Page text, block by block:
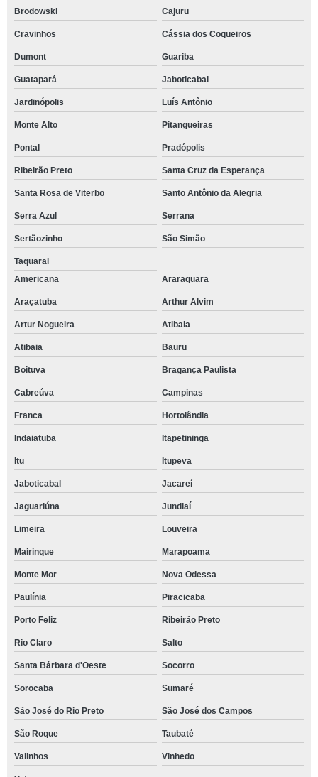
Brodowski Cajuru
Cravinhos Cássia dos Coqueiros
Dumont Guariba
Guatapará Jaboticabal
Jardinópolis Luís Antônio
Monte Alto Pitangueiras
Pontal Pradópolis
Ribeirão Preto Santa Cruz da Esperança
Santa Rosa de Viterbo Santo Antônio da Alegria
Serra Azul Serrana
Sertãozinho São Simão
Taquaral
Americana
Araraquara
Araçatuba Arthur Alvim
Artur Nogueira Atibaia
Atibaia Bauru
Boituva Bragança Paulista
Cabreúva Campinas
Franca Hortolândia
Indaiatuba Itapetininga
Itu Itupeva
Jaboticabal Jacareí
Jaguariúna Jundiaí
Limeira Louveira
Mairinque Marapoama
Monte Mor Nova Odessa
Paulínia Piracicaba
Porto Feliz Ribeirão Preto
Rio Claro Salto
Santa Bárbara d'Oeste Socorro
Sorocaba Sumaré
São José do Rio Preto São José dos Campos
São Roque Taubaté
Valinhos Vinhedo